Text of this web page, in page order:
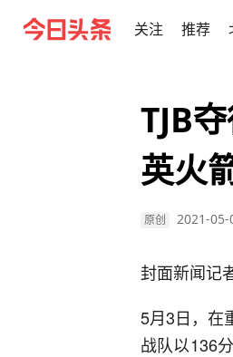
关注 推荐
TJB
英火
原创 2021-05-
封面新闻记
5月3日，在
战队以136